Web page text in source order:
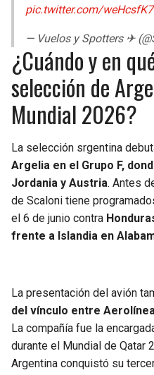
pic.twitter.com/
— Vuelos y Spotters ✈
¿Cuándo y en
selección de
Mundial 2026?
La selección srgentina
Argelia en el Grupo F,
Jordania y Austria. Antes
de Scaloni tiene
el 6 de junio contra
frente a Islandia en
La presentación del avión
del vínculo entre
La compañía fue la
durante el Mundial de Qatar
Argentina conquistó su